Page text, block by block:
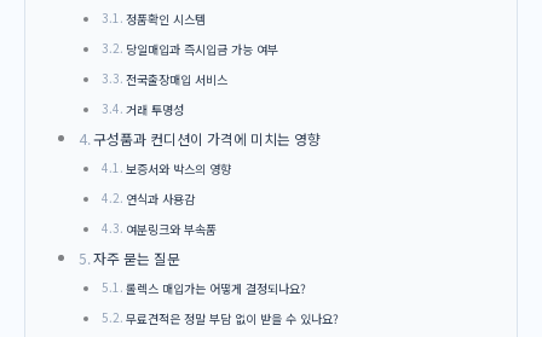
정품확인 시스템
당일매입과 즉시입금 가능 여부
전국출장매입 서비스
거래 투명성
구성품과 컨디션이 가격에 미치는 영향
보증서와 박스의 영향
연식과 사용감
여분링크와 부속품
자주 묻는 질문
롤렉스 매입가는 어떻게 결정되나요?
무료견적은 정말 부담 없이 받을 수 있나요?